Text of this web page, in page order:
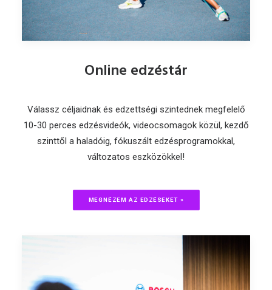
Online edzéstár
Válassz céljaidnak és edzettségi szintednek megfelelő
10-30 perces edzésvideók, videocsomagok közül, kezdő
szinttől a haladóig, fókuszált edzésprogramokkal,
változatos eszközökkel!
MEGNÉZEM AZ EDZÉSEKET »